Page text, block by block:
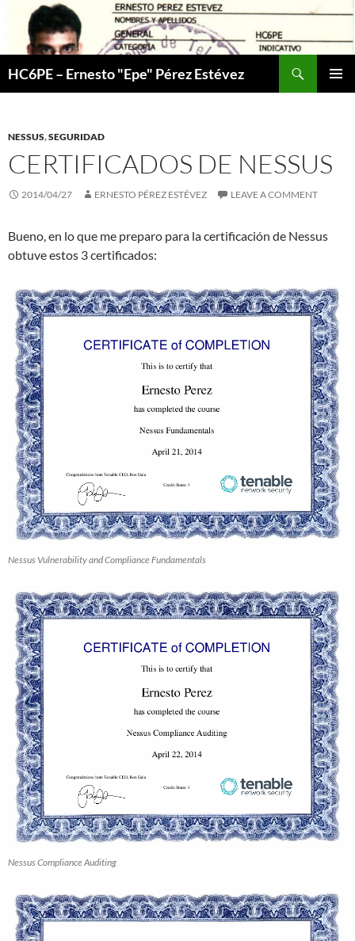
content
HC6PE – Ernesto "Epe" Pérez Estévez
NESSUS,SEGURIDAD
CERTIFICADOS DE NESSUS
2014/04/27 ERNESTO PÉREZ ESTÉVEZ LEAVE A COMMENT
Bueno, en lo que me preparo para la certificación de Nessus
obtuve estos 3 certificados:
Nessus Vulnerability and Compliance Fundamentals
Nessus Compliance Auditing